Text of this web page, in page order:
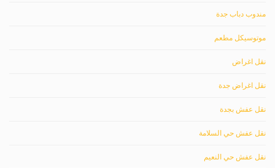
مندوب دباب جدة
موتوسيكل مطعم
نقل اغراض
نقل اغراض جدة
نقل عفش بجدة
نقل عفش حي السلامة
نقل عفش حي النعيم